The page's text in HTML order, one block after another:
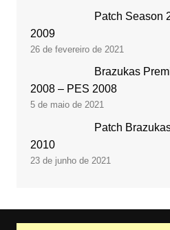
Patch Season
2009
26 de fevereiro de 2021
Brazukas
2008 – PES 2008
5 de maio de 2021
Patch
2010
23 de junho de 2021